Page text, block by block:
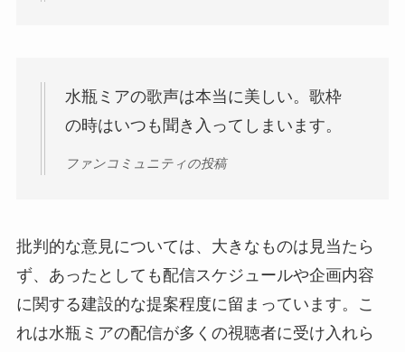
水瓶ミアの歌声は本当に美しい。歌枠
の時はいつも聞き入ってしまいます。
ファンコミュニティの投稿
批判的な意見については、大きなものは見当たら
ず、あったとしても配信スケジュールや企画内容
に関する建設的な提案程度に留まっています。こ
れは水瓶ミアの配信が多くの視聴者に受け入れら